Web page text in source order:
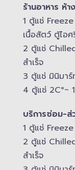
ร้านอาหาร ห้
1 ตู้แช่
เนื้อสัตว์ ตู้ไอ
2 ตู้แช่
สำเร็จ
3 ตู้แช่​ มินิมาร์
4 ตู้แช่ 2C°~
บริการซ่อม-​ส่
1 ตู้แช่
2 ตู้แช่
สำเร็จ